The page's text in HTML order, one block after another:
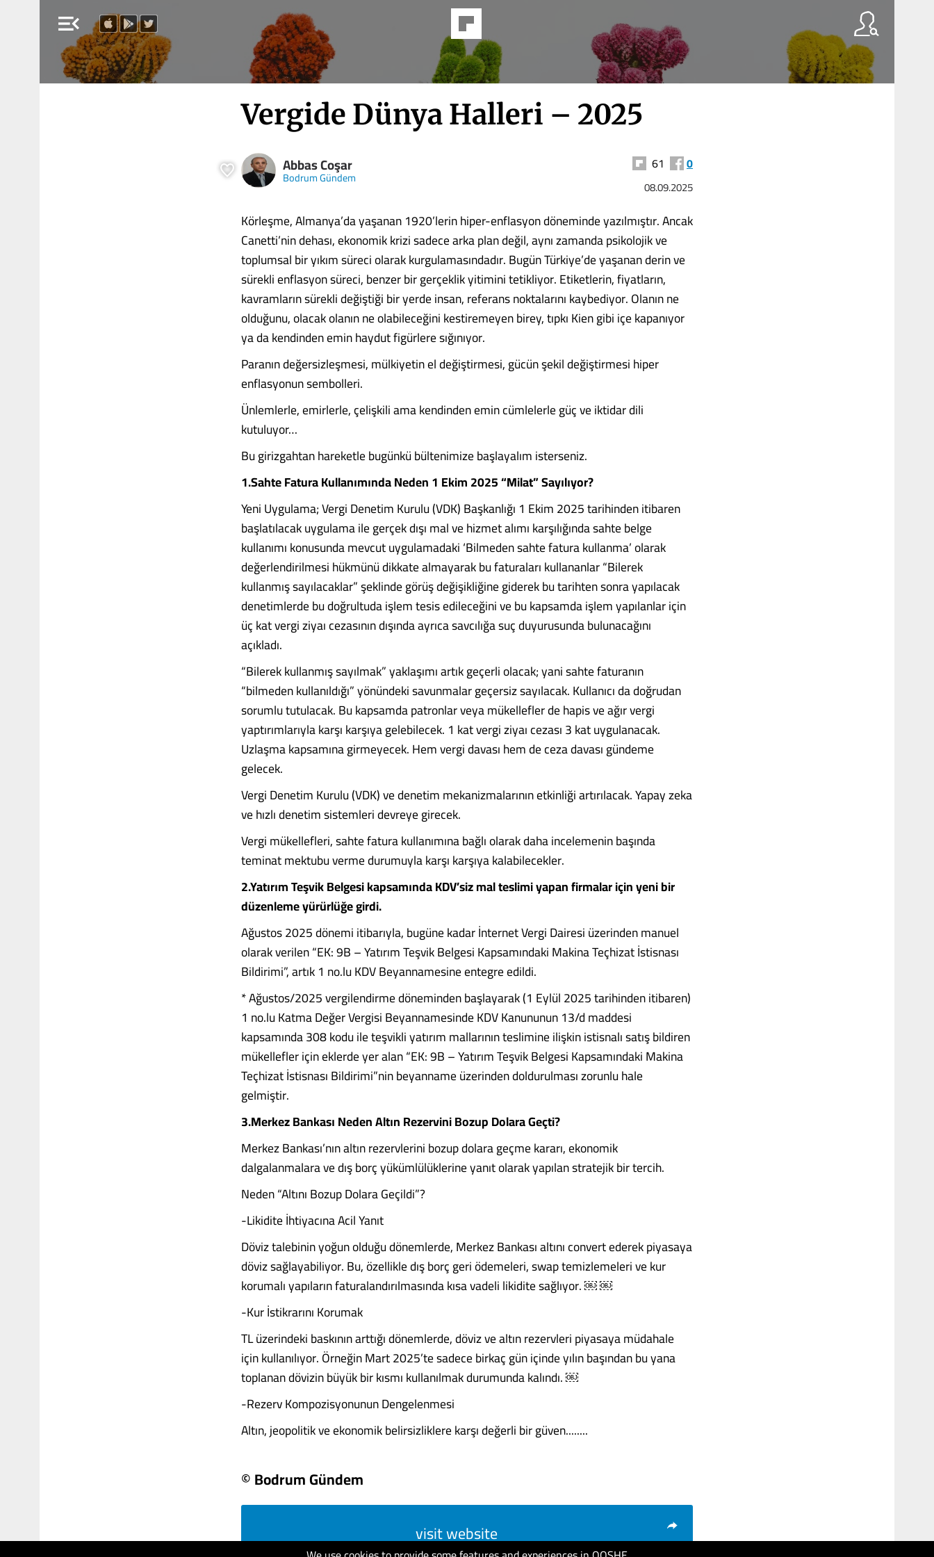
menu_open
Vergide Dünya Halleri – 2025
Abbas Coşar
Bodrum Gündem
61 0
08.09.2025
Körleşme, Almanya’da yaşanan 1920’lerin hiper-enflasyon döneminde yazılmıştır. Ancak
Canetti’nin dehası, ekonomik krizi sadece arka plan değil, aynı zamanda psikolojik ve
toplumsal bir yıkım süreci olarak kurgulamasındadır. Bugün Türkiye’de yaşanan derin ve
sürekli enflasyon süreci, benzer bir gerçeklik yitimini tetikliyor. Etiketlerin, fiyatların,
kavramların sürekli değiştiği bir yerde insan, referans noktalarını kaybediyor. Olanın ne
olduğunu, olacak olanın ne olabileceğini kestiremeyen birey, tıpkı Kien gibi içe kapanıyor
ya da kendinden emin haydut figürlere sığınıyor.
Paranın değersizleşmesi, mülkiyetin el değiştirmesi, gücün şekil değiştirmesi hiper
enflasyonun sembolleri.
Ünlemlerle, emirlerle, çelişkili ama kendinden emin cümlelerle güç ve iktidar dili
kutuluyor…
Bu girizgahtan hareketle bugünkü bültenimize başlayalım isterseniz.
1.Sahte Fatura Kullanımında Neden 1 Ekim 2025 “Milat” Sayılıyor?
Yeni Uygulama; Vergi Denetim Kurulu (VDK) Başkanlığı 1 Ekim 2025 tarihinden itibaren
başlatılacak uygulama ile gerçek dışı mal ve hizmet alımı karşılığında sahte belge
kullanımı konusunda mevcut uygulamadaki ‘Bilmeden sahte fatura kullanma’ olarak
değerlendirilmesi hükmünü dikkate almayarak bu faturaları kullananlar “Bilerek
kullanmış sayılacaklar” şeklinde görüş değişikliğine giderek bu tarihten sonra yapılacak
denetimlerde bu doğrultuda işlem tesis edileceğini ve bu kapsamda işlem yapılanlar için
üç kat vergi ziyaı cezasının dışında ayrıca savcılığa suç duyurusunda bulunacağını
açıkladı.
“Bilerek kullanmış sayılmak” yaklaşımı artık geçerli olacak; yani sahte faturanın
“bilmeden kullanıldığı” yönündeki savunmalar geçersiz sayılacak. Kullanıcı da doğrudan
sorumlu tutulacak. Bu kapsamda patronlar veya mükellefler de hapis ve ağır vergi
yaptırımlarıyla karşı karşıya gelebilecek. 1 kat vergi ziyaı cezası 3 kat uygulanacak.
Uzlaşma kapsamına girmeyecek. Hem vergi davası hem de ceza davası gündeme
gelecek.
Vergi Denetim Kurulu (VDK) ve denetim mekanizmalarının etkinliği artırılacak. Yapay zeka
ve hızlı denetim sistemleri devreye girecek.
Vergi mükellefleri, sahte fatura kullanımına bağlı olarak daha incelemenin başında
teminat mektubu verme durumuyla karşı karşıya kalabilecekler.
2.Yatırım Teşvik Belgesi kapsamında KDV’siz mal teslimi yapan firmalar için yeni bir
düzenleme yürürlüğe girdi.
Ağustos 2025 dönemi itibarıyla, bugüne kadar İnternet Vergi Dairesi üzerinden manuel
olarak verilen “EK: 9B – Yatırım Teşvik Belgesi Kapsamındaki Makina Teçhizat İstisnası
Bildirimi”, artık 1 no.lu KDV Beyannamesine entegre edildi.
* Ağustos/2025 vergilendirme döneminden başlayarak (1 Eylül 2025 tarihinden itibaren)
1 no.lu Katma Değer Vergisi Beyannamesinde KDV Kanununun 13/d maddesi
kapsamında 308 kodu ile teşvikli yatırım mallarının teslimine ilişkin istisnalı satış bildiren
mükellefler için eklerde yer alan “EK: 9B – Yatırım Teşvik Belgesi Kapsamındaki Makina
Teçhizat İstisnası Bildirimi”nin beyanname üzerinden doldurulması zorunlu hale
gelmiştir.
3.Merkez Bankası Neden Altın Rezervini Bozup Dolara Geçti?
Merkez Bankası’nın altın rezervlerini bozup dolara geçme kararı, ekonomik
dalgalanmalara ve dış borç yükümlülüklerine yanıt olarak yapılan stratejik bir tercih.
Neden “Altını Bozup Dolara Geçildi”?
-Likidite İhtiyacına Acil Yanıt
Döviz talebinin yoğun olduğu dönemlerde, Merkez Bankası altını convert ederek piyasaya
döviz sağlayabiliyor. Bu, özellikle dış borç geri ödemeleri, swap temizlemeleri ve kur
korumalı yapıların faturalandırılmasında kısa vadeli likidite sağlıyor. ￼ ￼
-Kur İstikrarını Korumak
TL üzerindeki baskının arttığı dönemlerde, döviz ve altın rezervleri piyasaya müdahale
için kullanılıyor. Örneğin Mart 2025’te sadece birkaç gün içinde yılın başından bu yana
toplanan dövizin büyük bir kısmı kullanılmak durumunda kalındı. ￼
-Rezerv Kompozisyonunun Dengelenmesi
Altın, jeopolitik ve ekonomik belirsizliklere karşı değerli bir güven........
© Bodrum Gündem
visit website